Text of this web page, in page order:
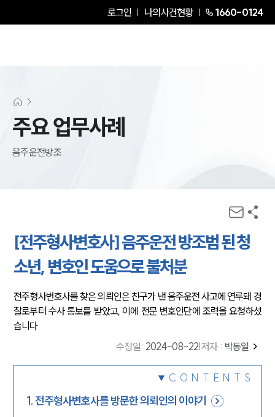
로그인 나의사건현황 1660-0124
주요 업무사례
음주운전방조
[전주형사변호사] 음주운전 방조범 된 청
소년, 변호인 도움으로 불처분
전주형사변호사를 찾은 의뢰인은 친구가 낸 음주운전 사고에 연루돼 경
찰로부터 수사 통보를 받았고, 이에 전문 변호인단에 조력을 요청하셨
습니다.
수정일: 2024-08-22 저자 : 박동일
CONTENTS
1.전주형사변호사를 방문한 의뢰인의 이야기